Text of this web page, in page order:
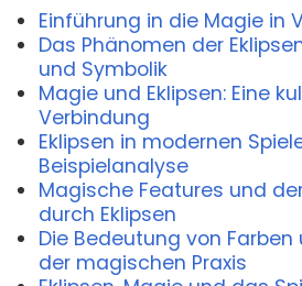
Einführung in die Magie in
Das Phänomen der
und Symbolik
Magie und Eklipsen: Eine
Verbindung
Eklipsen in modernen
Beispielanalyse
Magische Features und
durch Eklipsen
Die Bedeutung von
der magischen Praxis